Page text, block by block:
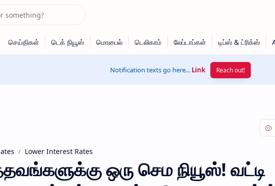
Notification texts go here... Link Reach out!
Lower Interest Rates
ஒரு செம நியூஸ்! வட்டி